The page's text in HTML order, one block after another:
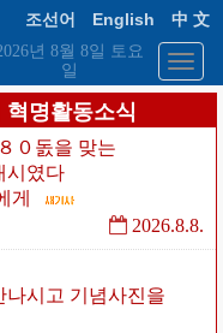
조선어 English
中 文
년 8월 8일 토요
일
혁명활동소식
８０돐을 맞는
시였다
게
2026.8.8.
나시고 기념사진을